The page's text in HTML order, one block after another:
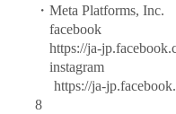
・Meta Platforms, Inc.
facebook
https://ja-
instagram
https://ja-
8